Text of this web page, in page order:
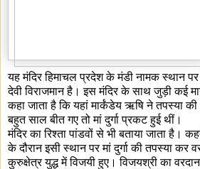
यह मंदिर हिमाचल प्रदेश के मंडी नामक स्थान पर
देवी विराजमान है। इस मंदिर के साथ जुड़ी कई
कहा जाता है कि यहां मार्कंडेय ऋषि ने तपस्या
बहुत साल बीत गए तो मां दुर्गा प्रकट हुई थीं।
मंदिर का रिश्ता पांडवों से भी बताया जाता है।
के दौरान इसी स्थान पर मां दुर्गा की तपस्या कर
कुरुक्षेत्र युद्ध में विजयी हुए। विजयश्री का